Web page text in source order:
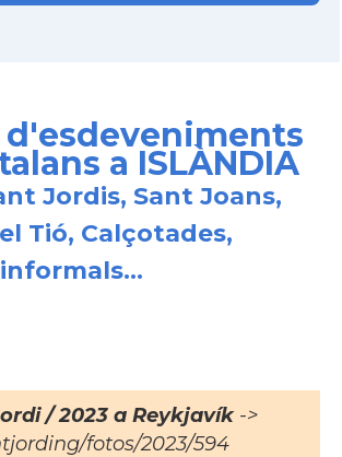
d'esdeveniments
a ISLÀNDIA
Jordis, Sant Joans,
Tió, Calçotades,
/ 2023 a Reykjavík->
fotos/2023/594